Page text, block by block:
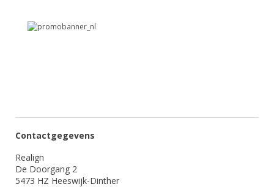
Contactgegevens
Realign
De Doorgang 2
5473 HZ Heeswijk-Dinther